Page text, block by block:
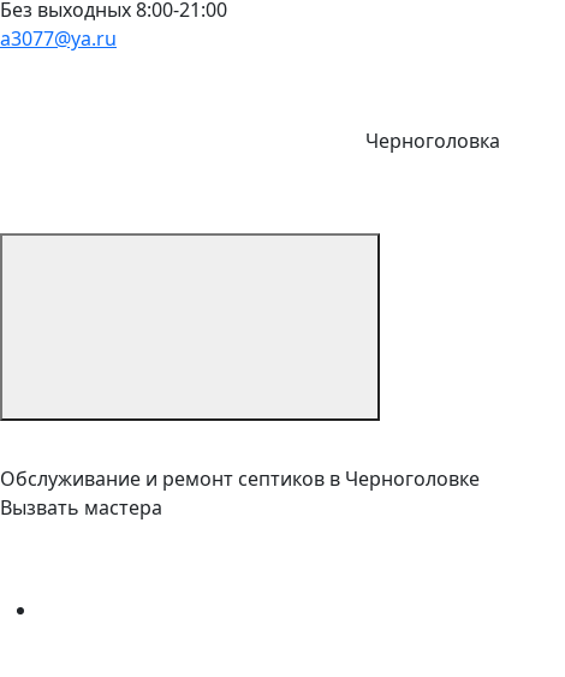
Без выходных 8:00-21:00
a3077@ya.ru
Черноголовка
Обслуживание и ремонт септиков в Черноголовке
Вызвать мастера